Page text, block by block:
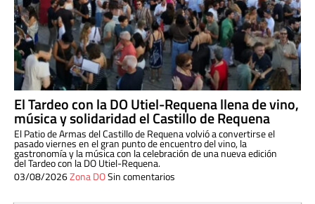
El Tardeo con la DO Utiel-Requena llena de vino,
música y solidaridad el Castillo de Requena
El Patio de Armas del Castillo de Requena volvió a convertirse el
pasado viernes en el gran punto de encuentro del vino, la
gastronomía y la música con la celebración de una nueva edición
del Tardeo con la DO Utiel-Requena.
03/08/2026Zona DOSin comentarios